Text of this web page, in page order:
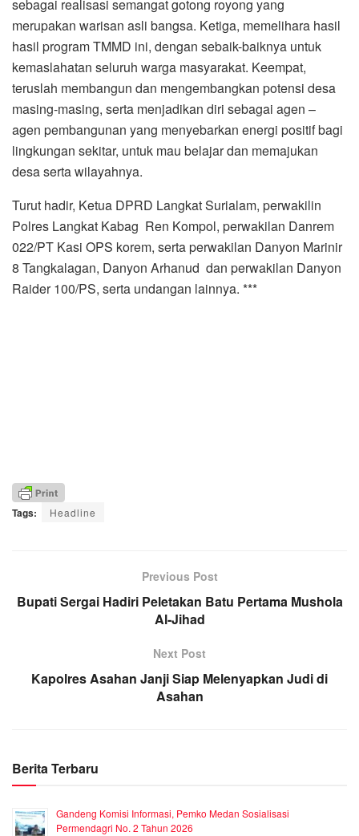
sebagai realisasi semangat gotong royong yang
merupakan warisan asli bangsa. Ketiga, memelihara hasil
hasil program TMMD ini, dengan sebaik-baiknya untuk
kemaslahatan seluruh warga masyarakat. Keempat,
teruslah membangun dan mengembangkan potensi desa
masing-masing, serta menjadikan diri sebagai agen –
agen pembangunan yang menyebarkan energi positif bagi
lingkungan sekitar, untuk mau belajar dan memajukan
desa serta wilayahnya.
Turut hadir, Ketua DPRD Langkat Surialam, perwakilin
Polres Langkat Kabag Ren Kompol, perwakilan Danrem
022/PT Kasi OPS korem, serta perwakilan Danyon Marinir
8 Tangkalagan, Danyon Arhanud dan perwakilan Danyon
Raider 100/PS, serta undangan lainnya. ***
Tags: Headline
Previous Post
Bupati Sergai Hadiri Peletakan Batu Pertama Mushola
Al-Jihad
Next Post
Kapolres Asahan Janji Siap Melenyapkan Judi di
Asahan
Berita Terbaru
Gandeng Komisi Informasi, Pemko Medan Sosialisasi
Permendagri No. 2 Tahun 2026